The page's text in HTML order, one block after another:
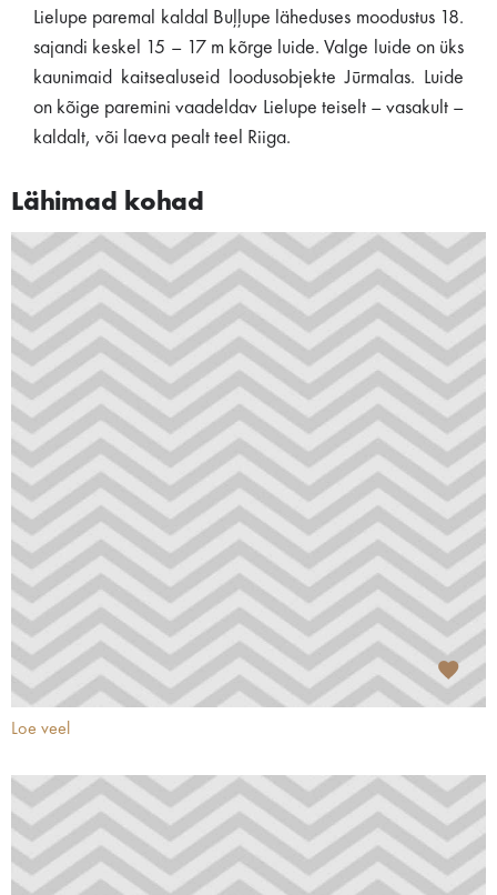
Lielupe paremal kaldal Buļļupe läheduses moodustus 18.
sajandi keskel 15 – 17 m kõrge luide. Valge luide on üks
kaunimaid kaitsealuseid loodusobjekte Jūrmalas. Luide
on kõige paremini vaadeldav Lielupe teiselt – vasakult –
kaldalt, või laeva pealt teel Riiga.
Lähimad kohad
Loe veel